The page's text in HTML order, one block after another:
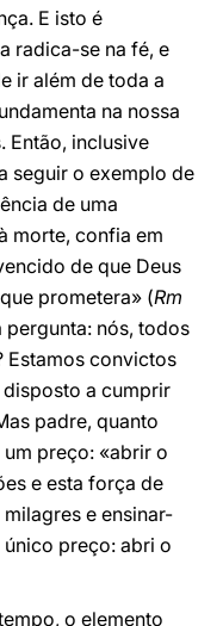
E isto é
radica-se na fé, e
ir além de toda a
na nossa
Então, inclusive
seguir o exemplo de
de uma
morte, confia em
de que Deus
prometera» (Rm
pergunta: nós, todos
Estamos convictos
disposto a cumprir
padre, quanto
preço: «abrir o
e esta força de
e ensinar-
preço: abri o
o elemento